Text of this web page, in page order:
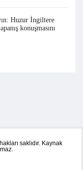
Huzur İngiltere
konuşmasını
saklıdır. Kaynak